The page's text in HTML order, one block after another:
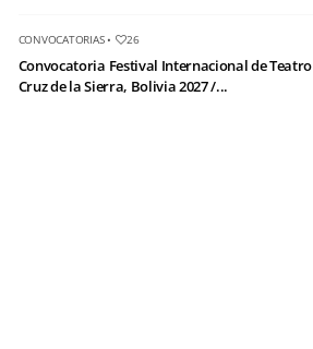
CONVOCATORIAS• 26
Convocatoria Festival Internacional de
Cruz de la Sierra, Bolivia 2027 /...